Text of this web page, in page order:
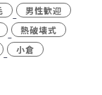
ガス）レーザー
ク(Juvelook)
トキシン注射
男性歓迎
熱破壊式
小倉